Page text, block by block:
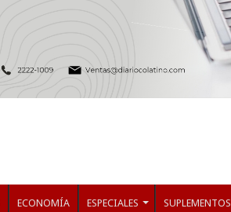
ECONOMÍA ESPECIALES SUPLEMENTOS